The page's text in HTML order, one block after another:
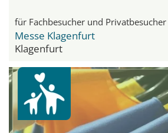
für Fachbesucher und Privatbesucher
Messe Klagenfurt
Klagenfurt